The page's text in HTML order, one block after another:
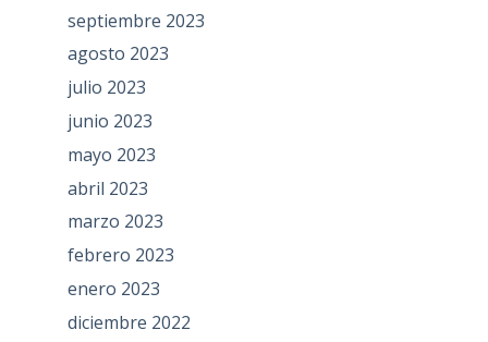
septiembre 2023
agosto 2023
julio 2023
junio 2023
mayo 2023
abril 2023
marzo 2023
febrero 2023
enero 2023
diciembre 2022